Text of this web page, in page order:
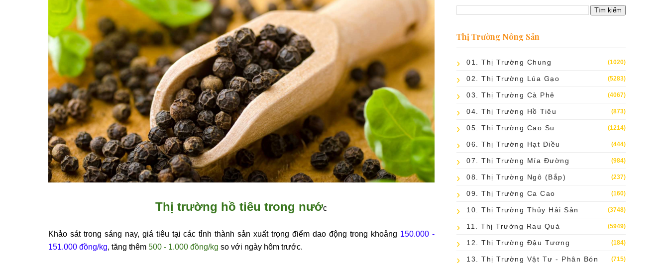
Thị trường hồ tiêu trong nước
Khảo sát trong sáng nay, giá tiêu tại các tỉnh thành sản xuất trọng điểm dao động trong khoảng 150.000 -
151.000 đồng/kg, tăng thêm 500 - 1.000 đồng/kg so với ngày hôm trước.
Thị Trường Nông Sản
01. Thị Trường Chung (1020)
02. Thị Trường Lúa Gạo (5283)
03. Thị Trường Cà Phê (4067)
04. Thị Trường Hồ Tiêu (873)
05. Thị Trường Cao Su (1214)
06. Thị Trường Hạt Điều (444)
07. Thị Trường Mía Đường (984)
08. Thị Trường Ngô (bắp) (237)
09. Thị Trường Ca Cao (160)
10. Thị Trường Thủy Hải Sản (3748)
11. Thị Trường Rau Quả (5949)
12. Thị Trường Đậu Tương (184)
13. Thị Trường Vật Tư - Phân Bón (715)